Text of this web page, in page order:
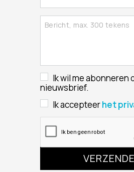
Ik wil me abonneren
nieuwsbrief.
Ik accepteerhet